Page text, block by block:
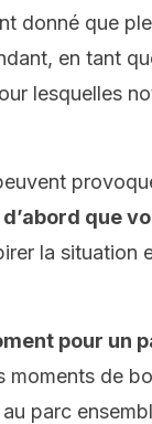
donné que
en tant
lesquelles
que
la situation
pour un
moments de
parc